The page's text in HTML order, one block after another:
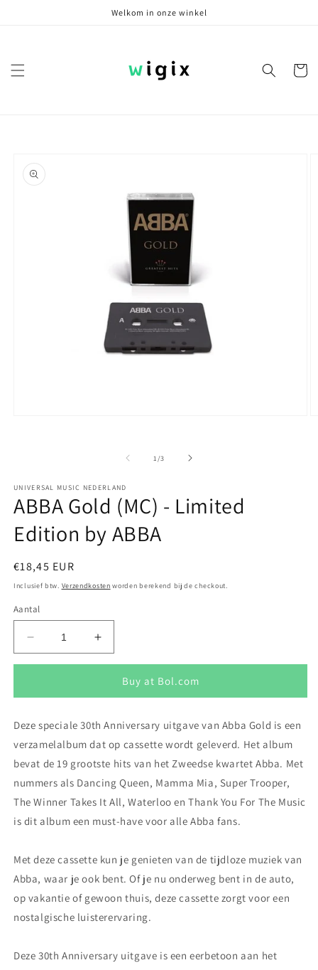
Welkom in onze winkel
1/van
3
UNIVERSAL MUSIC NEDERLAND
ABBA Gold (MC) - Limited
Edition by ABBA
Normale
prijs
€18,45 EUR
Inclusief btw. Verzendkosten worden berekend bij de checkout.
Aantal
Aantal
verlagen
-
Limited
Edition
by
Aantal
verhogen
ABBA
(MC)
-
Limited
Edition
by
ABBA
Buy at Bol.com
Deze speciale 30th Anniversary uitgave van Abba Gold is een
verzamelalbum dat op cassette wordt geleverd. Het album
bevat de 19 grootste hits van het Zweedse kwartet Abba. Met
nummers als Dancing Queen, Mamma Mia, Super Trooper,
The Winner Takes It All, Waterloo en Thank You For The Music
is dit album een must-have voor alle Abba fans.
Met deze cassette kun je genieten van de tijdloze muziek van
Abba, waar je ook bent. Of je nu onderweg bent in de auto,
op vakantie of gewoon thuis, deze cassette zorgt voor een
nostalgische luisterervaring.
Deze 30th Anniversary uitgave is een eerbetoon aan het